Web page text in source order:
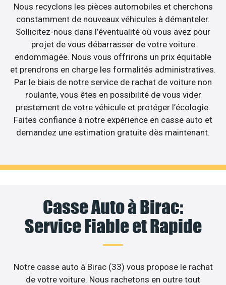
Nous recyclons les pièces automobiles et cherchons
constamment de nouveaux véhicules à démanteler.
Sollicitez-nous dans l’éventualité où vous avez pour
projet de vous débarrasser de votre voiture
endommagée. Nous vous offrirons un prix équitable
et prendrons en charge les formalités administratives.
Par le biais de notre service de rachat de voiture non
roulante, vous êtes en possibilité de vous vider
prestement de votre véhicule et protéger l’écologie.
Faites confiance à notre expérience en casse auto et
demandez une estimation gratuite dès maintenant.
Casse Auto à Birac:
Service Fiable et Rapide
Notre casse auto à Birac (33) vous propose le rachat
de votre voiture. Nous rachetons en outre tout